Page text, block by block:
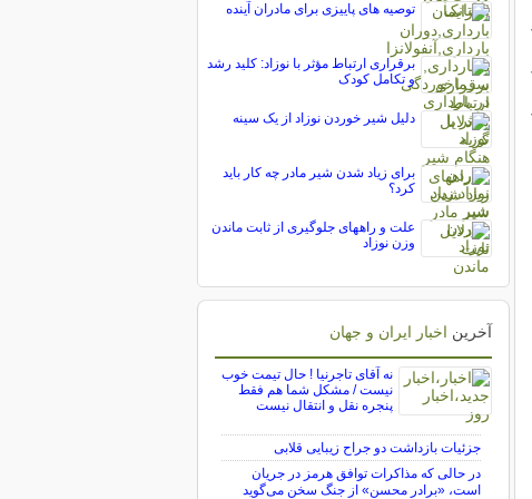
توصیه های پاییزی برای مادران آینده
برقراری ارتباط مؤثر با نوزاد: کلید رشد
و تکامل کودک
دلیل شیر خوردن نوزاد از یک سینه
برای زیاد شدن شیر مادر چه کار باید
کرد؟
علت و راههای جلوگیری از ثابت ماندن
وزن نوزاد
آخرین اخبار ایران و جهان
نه آقای تاجرنیا ! حال تیمت خوب
نیست / مشکل شما هم فقط
پنجره نقل و انتقال نیست
جزئیات بازداشت دو جراح زیبایی قلابی
در حالی که مذاکرات توافق هرمز در جریان
است، «برادر محسن» از جنگ سخن می‌گوید